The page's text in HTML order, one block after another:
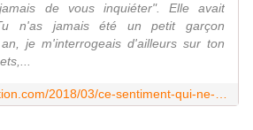
de vous inquiéter". Elle avait
n'as jamais été un petit garçon
je m'interrogeais d'ailleurs sur ton